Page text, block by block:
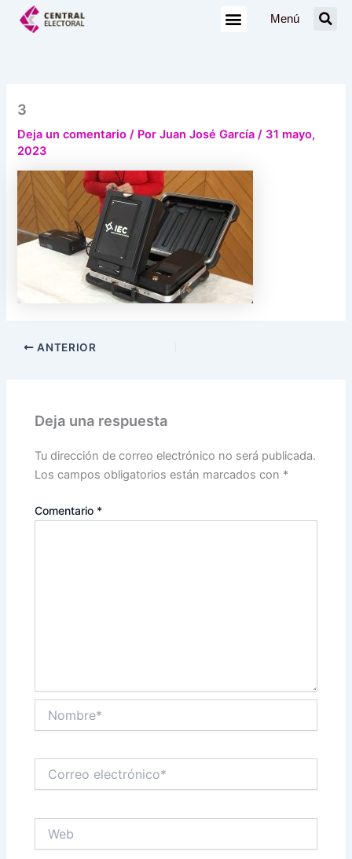
Menú
3
Deja un comentario / PorJuan José García/ 31 mayo,
2023
ANTERIOR
Deja una respuesta
Tu dirección de correo electrónico no será publicada.
Los campos obligatorios están marcados con *
Comentario *
electrónico*